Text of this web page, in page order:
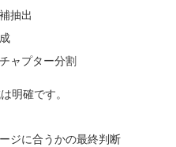
抽出
ャプター分割
明確です。
ジに合うかの最終判断